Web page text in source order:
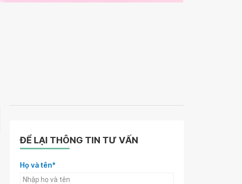
ĐỂ LẠI THÔNG TIN TƯ VẤN
Họ và tên*